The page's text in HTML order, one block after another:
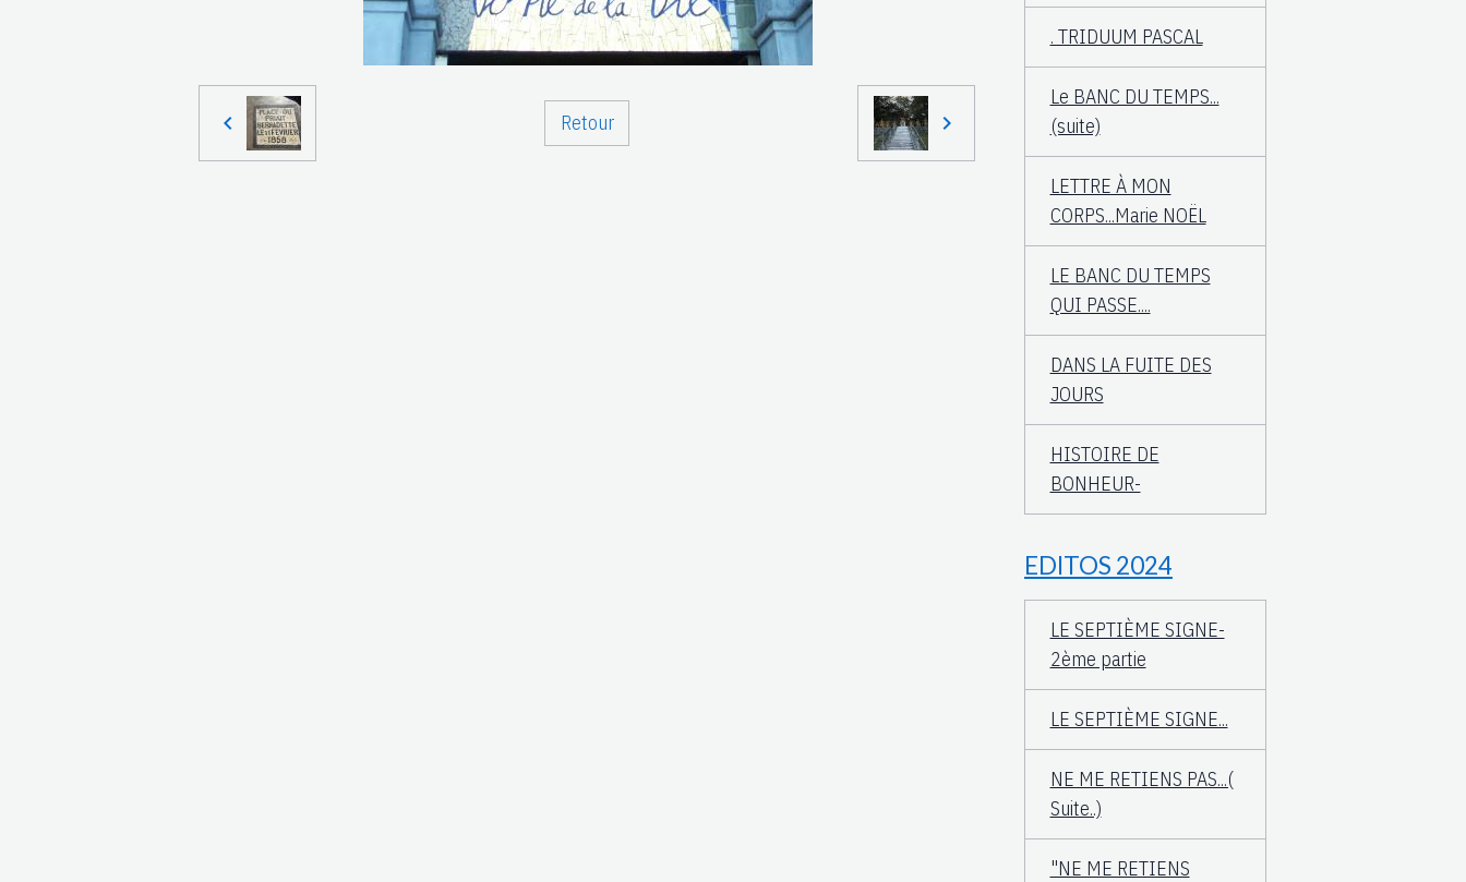
Retour
. TRIDUUM PASCAL
Le BANC DU TEMPS...
(suite)
LETTRE À MON
CORPS...Marie NOËL
LE BANC DU TEMPS
QUI PASSE....
DANS LA FUITE DES
JOURS
HISTOIRE DE
BONHEUR-
EDITOS 2024
LE SEPTIÈME SIGNE-
2ème partie
LE SEPTIÈME SIGNE...
NE ME RETIENS PAS...(
Suite..)
"NE ME RETIENS